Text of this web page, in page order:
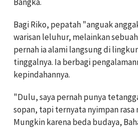
Bagi Riko, pepatah "anguak
warisan leluhur, melainkan
pernah ia alami langsung di
tinggalnya. Ia berbagi
kepindahannya.
"Dulu, saya pernah punya
sopan, tapi ternyata nyimpan rasa
Mungkin karena beda budaya,